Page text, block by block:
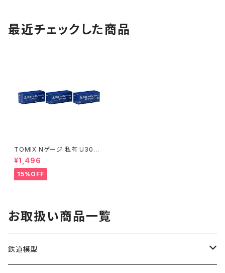
最近チェックした商品
TOMIX Nゲージ 私有 U30A
形コンテナ 北越コーポレーショ
ン 新塗装 3個入 3180 鉄道模
型
¥1,496
15%OFF
お取扱い商品一覧
鉄道模型